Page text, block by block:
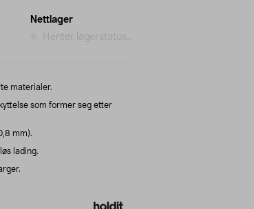
Nettlager
Henter lagerstatus...
materialer.
som former seg etter
mm).
lading.